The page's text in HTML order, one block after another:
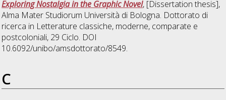
Exploring Nostalgia in the Graphic Novel, [Dissertation thesis],
Alma Mater Studiorum Università di Bologna. Dottorato di
ricerca in Letterature classiche, moderne, comparate e
postcoloniali, 29 Ciclo. DOI
10.6092/unibo/amsdottorato/8549.
C